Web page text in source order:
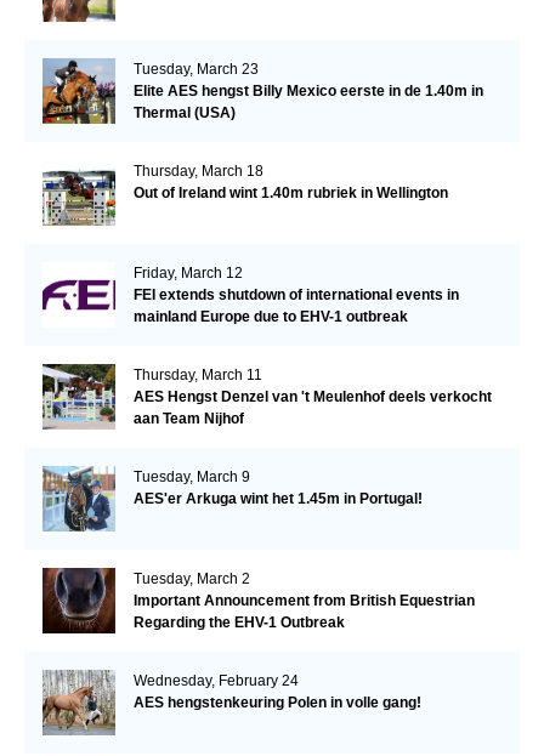
Tuesday, March 23
Elite AES hengst Billy Mexico eerste in de 1.40m in
Thermal (USA)
Thursday, March 18
Out of Ireland wint 1.40m rubriek in Wellington
Friday, March 12
FEI extends shutdown of international events in
mainland Europe due to EHV-1 outbreak
Thursday, March 11
AES Hengst Denzel van 't Meulenhof deels verkocht
aan Team Nijhof
Tuesday, March 9
AES'er Arkuga wint het 1.45m in Portugal!
Tuesday, March 2
Important Announcement from British Equestrian
Regarding the EHV-1 Outbreak
Wednesday, February 24
AES hengstenkeuring Polen in volle gang!